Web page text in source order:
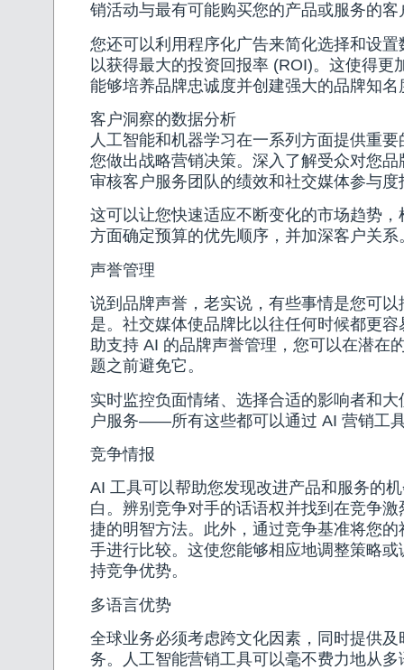
销活动与最有可能购买您的产品或服务的客
您还可以利用程序化广告来简化选择和设
以获得最大的投资回报率 (ROI)。这使得更
能够培养品牌忠诚度并创建强大的品牌知名
客户洞察的数据分析
人工智能和机器学习在一系列方面提供重
您做出战略营销决策。深入了解受众对您
审核客户服务团队的绩效和社交媒体参与度
这可以让您快速适应不断变化的市场趋势
方面确定预算的优先顺序，并加深客户关系
声誉管理
说到品牌声誉，老实说，有些事情是您可
是。社交媒体使品牌比以往任何时候都更
助支持 AI 的品牌声誉管理，您可以在潜在
题之前避免它。
实时监控负面情绪、选择合适的影响者和
户服务——所有这些都可以通过 AI 营销工
竞争情报
AI 工具可以帮助您发现改进产品和服务的
白。辨别竞争对手的话语权并找到在竞争
捷的明智方法。此外，通过竞争基准将您
手进行比较。这使您能够相应地调整策略
持竞争优势。
多语言优势
全球业务必须考虑跨文化因素，同时提供
务。人工智能营销工具可以毫不费力地从